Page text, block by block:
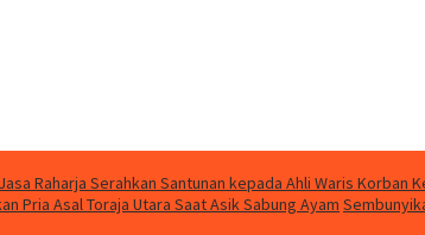
Jasa Raharja Serahkan Santunan kepada Ahli Waris Korban
Pria Asal Toraja Utara Saat Asik Sabung Ayam